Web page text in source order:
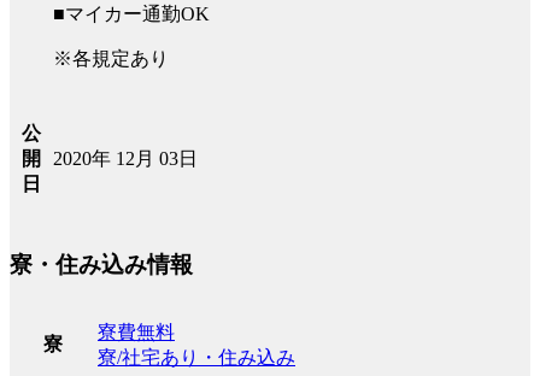
■マイカー通勤OK
※各規定あり
公
開
日
2020年 12月 03日
寮・住み込み情報
寮
寮費無料
寮/社宅あり・住み込み